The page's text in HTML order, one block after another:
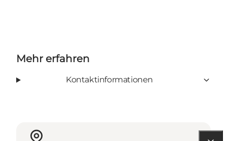
Mehr erfahren
Kontaktinformationen